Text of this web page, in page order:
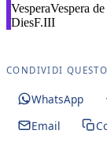
VesperaVespera
DiesF.III
CONDIVIDI
WhatsApp
Email